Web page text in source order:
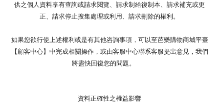
供之個人資料享有查詢或請求閱覽、請求制給復制本、請求補充或更
正、請求停止搜集處理或利用、請求刪除的權利。
如果您欲行使上述權利或是有其他咨詢事項，可以至芭樂購物商城平臺
【顧客中心】中完成相關操作，或由客服中心聯系客服提出意見，我們
將盡快回復您的問題。
資料正確性之權益影響